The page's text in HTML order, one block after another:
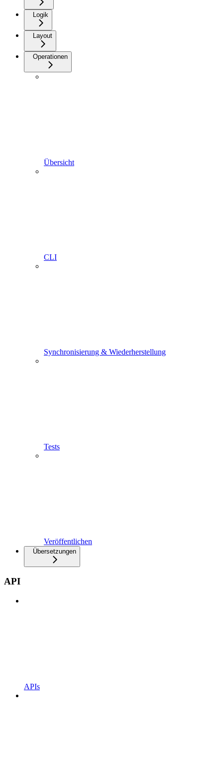
Logik
Layout
Operationen
Übersicht
CLI
Synchronisierung & Wiederherstellung
Tests
Veröffentlichen
Übersetzungen
API
APIs